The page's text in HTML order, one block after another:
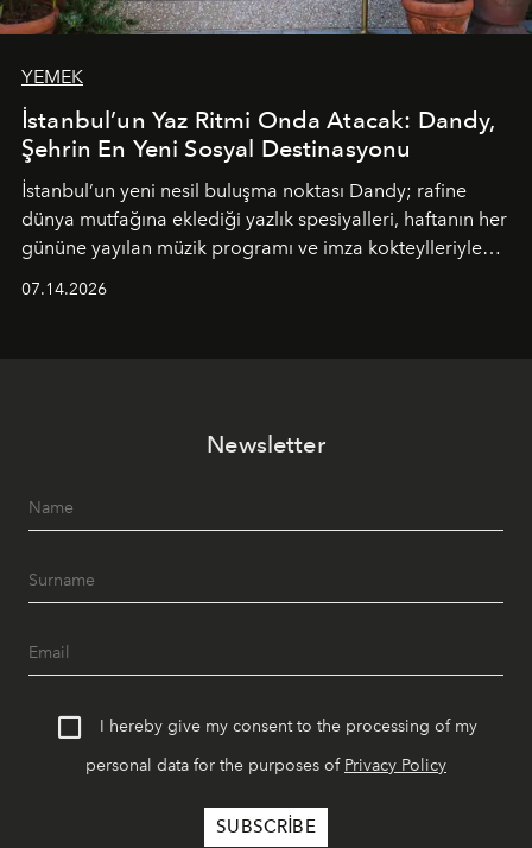
YEMEK
İstanbul’un Yaz Ritmi Onda Atacak: Dandy,
Şehrin En Yeni Sosyal Destinasyonu
İstanbul’un yeni nesil buluşma noktası Dandy; rafine
dünya mutfağına eklediği yazlık spesiyalleri, haftanın her
gününe yayılan müzik programı ve imza kokteylleriyle
07.14.2026
Newsletter
I hereby give my consent to the processing of my
personal data for the purposes of Privacy Policy